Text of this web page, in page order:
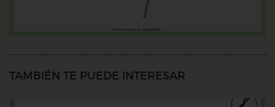
TAMBIÉN TE PUEDE INTERESAR